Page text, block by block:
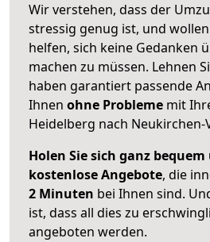
Wir verstehen, dass der
stressig genug ist, und
helfen, sich keine Gedanken
machen zu müssen. Lehnen
haben garantiert passende
Ihnen ohne Probleme mit
Heidelberg nach
Holen Sie sich ganz
kostenlose Angebote, die
2 Minuten bei Ihnen sind.
ist, dass all dies zu
angeboten werden.